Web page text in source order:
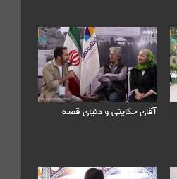
آقای حکایتی و دنیای قصه